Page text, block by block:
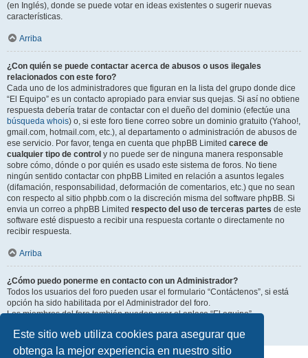
Este sitio web utiliza cookies para asegurar que
obtenga la mejor experiencia en nuestro sitio
(en Inglés), donde se puede votar en ideas existentes o sugerir nuevas
características.
Arriba
¿Con quién se puede contactar acerca de abusos o usos ilegales
relacionados con este foro?
Cada uno de los administradores que figuran en la lista del grupo donde dice
“El Equipo” es un contacto apropiado para enviar sus quejas. Si así no obtiene
respuesta debería tratar de contactar con el dueño del dominio (efectúe una
búsqueda whois) o, si este foro tiene correo sobre un dominio gratuito (Yahoo!,
gmail.com, hotmail.com, etc.), al departamento o administración de abusos de
ese servicio. Por favor, tenga en cuenta que phpBB Limited carece de
cualquier tipo de control y no puede ser de ninguna manera responsable
sobre cómo, dónde o por quién es usado este sistema de foros. No tiene
ningún sentido contactar con phpBB Limited en relación a asuntos legales
(difamación, responsabilidad, deformación de comentarios, etc.) que no sean
con respecto al sitio phpbb.com o la discreción misma del software phpBB. Si
envia un correo a phpBB Limited respecto del uso de terceras partes de este
software esté dispuesto a recibir una respuesta cortante o directamente no
recibir respuesta.
Arriba
¿Cómo puedo ponerme en contacto con un Administrador?
Todos los usuarios del foro pueden usar el formulario “Contáctenos”, si está
opción ha sido habilitada por el Administrador del foro.
Los miembros del foro también pueden usar el enlace “El equipo”.
Arriba